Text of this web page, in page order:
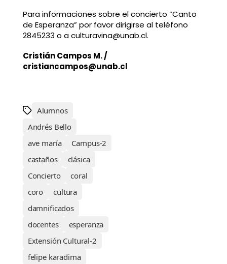
Para informaciones sobre el concierto “Canto
de Esperanza” por favor dirigirse al teléfono
2845233 o a culturavina@unab.cl.
Cristián Campos M. /
cristiancampos@unab.cl
Alumnos
Andrés Bello
ave maría
Campus-2
castaños
clásica
Concierto
coral
coro
cultura
damnificados
docentes
esperanza
Extensión Cultural-2
felipe karadima